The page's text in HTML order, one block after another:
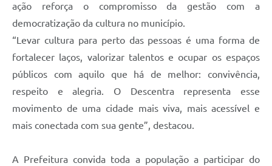
ação reforça o compromisso da gestão com a
democratização da cultura no município.
“Levar cultura para perto das pessoas é uma forma de
fortalecer laços, valorizar talentos e ocupar os espaços
públicos com aquilo que há de melhor: convivência,
respeito e alegria. O Descentra representa esse
movimento de uma cidade mais viva, mais acessível e
mais conectada com sua gente”, destacou.
A Prefeitura convida toda a população a participar do